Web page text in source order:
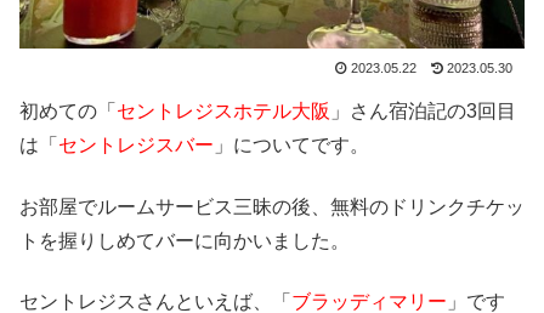
2023.05.22 2023.05.30
初めての「 セントレジスホテル大阪 」さん宿泊記の3回目
は「 セントレジスバー 」についてです。
お部屋でルームサービス三昧の後、無料のドリンクチケッ
トを握りしめてバーに向かいました。
セントレジスさんといえば、「 ブラッディマリー 」です